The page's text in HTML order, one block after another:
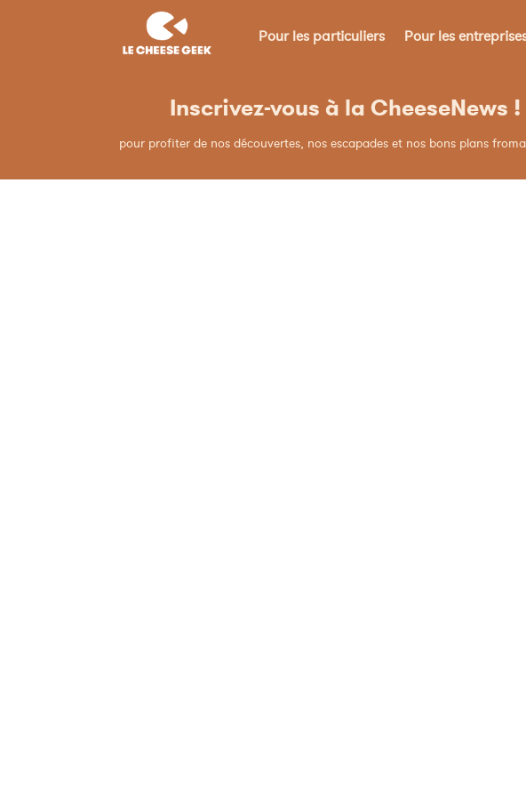
Pour les particuliers Pour les
Inscrivez-vous à la CheeseNews !
pour profiter de nos découvertes, nos escapades et nos bons plans